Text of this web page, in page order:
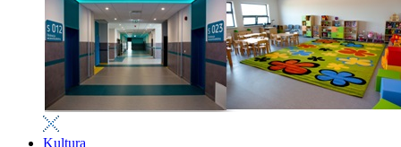
Kultura